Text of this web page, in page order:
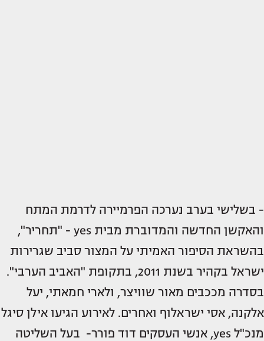
- בשלישי בערב נערכה הפרמיירה לדרמת המתח
והאקשן החדשה והמדוברת מבית yes - "תחריר",
בהשראת הסיפור האמיתי על המצור סביב שגרירות
ישראל בקהיר בשנת 2011, בתקופת "האביב הערבי".
בסדרה מככבים מאור שוויצר, ולארי חמאתי, יעל
אלקנה, אסי ישראלוף ואחרים. לאירוע הגיעו אילן סיגל
מנכ"ל yes, אנשי העסקים דוד פורר- בעל השליטה